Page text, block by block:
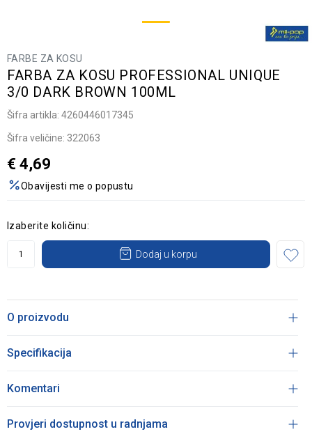
FARBE ZA KOSU
FARBA ZA KOSU PROFESSIONAL UNIQUE
3/0 DARK BROWN 100ML
Šifra artikla: 4260446017345
Šifra veličine: 322063
€ 4,69
Obavijesti me o popustu
Izaberite količinu:
Dodaj u korpu
O proizvodu
Specifikacija
Komentari
Provjeri dostupnost u radnjama